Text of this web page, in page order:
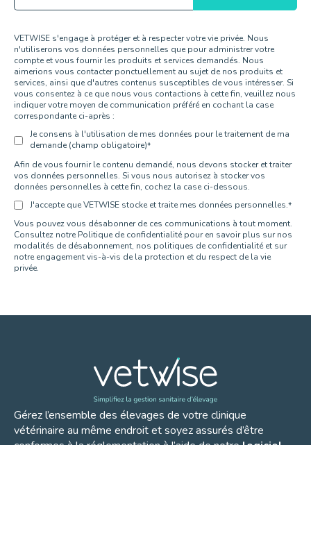
VETWISE s'engage à protéger et à respecter votre vie privée. Nous
n'utiliserons vos données personnelles que pour administrer votre
compte et vous fournir les produits et services demandés. Nous
aimerions vous contacter ponctuellement au sujet de nos produits et
services, ainsi que d'autres contenus susceptibles de vous intéresser. Si
vous consentez à ce que nous vous contactions à cette fin, veuillez nous
indiquer votre moyen de communication préféré en cochant la case
correspondante ci-après :
Je consens à l'utilisation de mes données pour le traitement de ma
demande (champ obligatoire)*
Afin de vous fournir le contenu demandé, nous devons stocker et traiter
vos données personnelles. Si vous nous autorisez à stocker vos
données personnelles à cette fin, cochez la case ci-dessous.
J'accepte que VETWISE stocke et traite mes données personnelles.*
Vous pouvez vous désabonner de ces communications à tout moment.
Consultez notre Politique de confidentialité pour en savoir plus sur nos
modalités de désabonnement, nos politiques de confidentialité et sur
notre engagement vis-à-vis de la protection et du respect de la vie
privée.
Gérez l’ensemble des élevages de votre clinique
vétérinaire au même endroit et soyez assurés d’être
conformes à la réglementation à l’aide de notrelogiciel